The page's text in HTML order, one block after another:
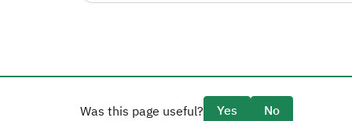
Was this page useful? Yes No